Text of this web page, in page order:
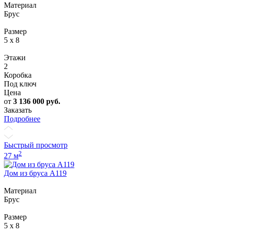
Материал
Брус
Размер
5 x 8
Этажи
2
Коробка
Под ключ
Цена
от 3 136 000 руб.
Заказать
Подробнее
Быстрый просмотр
27 м2
Дом из бруса А119
Материал
Брус
Размер
5 x 8